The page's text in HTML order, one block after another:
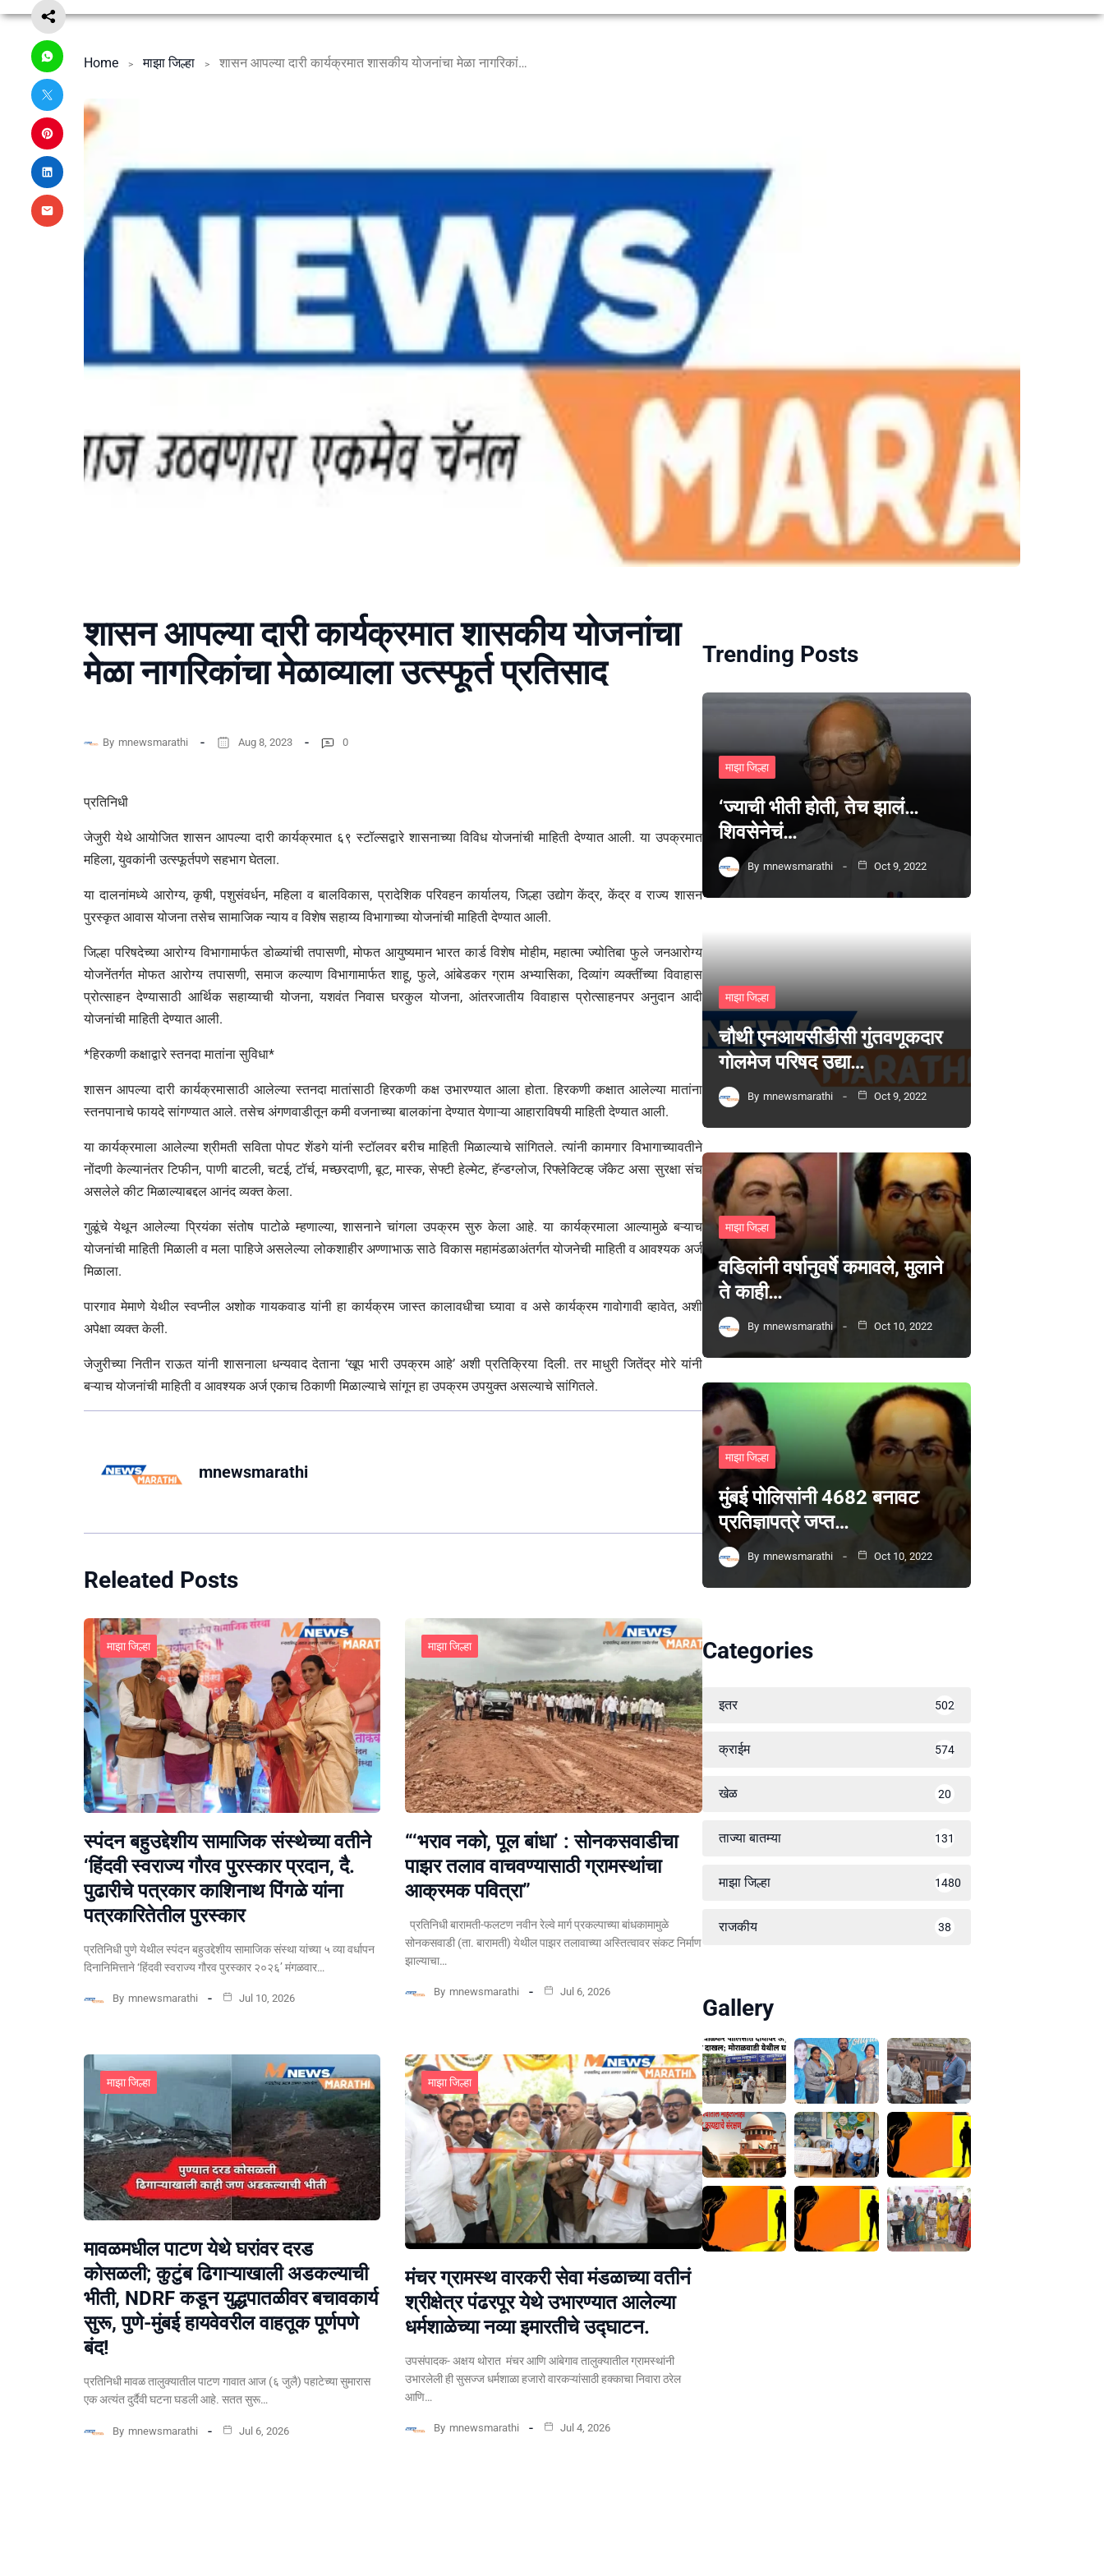
Home माझा जिल्हा शासन आपल्या दारी कार्यक्रमात शासकीय योजनांचा मेळा नागरिकांचा मेळाव्याला उत्स्फूर्त प्रतिसाद
शासन आपल्या दारी कार्यक्रमात शासकीय योजनांचा
मेळा नागरिकांचा मेळाव्याला उत्स्फूर्त प्रतिसाद
By mnewsmarathi Aug 8, 2023 0
प्रतिनिधी
जेजुरी येथे आयोजित शासन आपल्या दारी कार्यक्रमात ६९ स्टॉल्सद्वारे शासनाच्या विविध योजनांची माहिती देण्यात आली. या उपक्रमात
महिला, युवकांनी उत्स्फूर्तपणे सहभाग घेतला.
या दालनांमध्ये आरोग्य, कृषी, पशुसंवर्धन, महिला व बालविकास, प्रादेशिक परिवहन कार्यालय, जिल्हा उद्योग केंद्र, केंद्र व राज्य शासन
पुरस्कृत आवास योजना तसेच सामाजिक न्याय व विशेष सहाय्य विभागाच्या योजनांची माहिती देण्यात आली.
जिल्हा परिषदेच्या आरोग्य विभागामार्फत डोळ्यांची तपासणी, मोफत आयुष्यमान भारत कार्ड विशेष मोहीम, महात्मा ज्योतिबा फुले जनआरोग्य
योजनेंतर्गत मोफत आरोग्य तपासणी, समाज कल्याण विभागामार्फत शाहू, फुले, आंबेडकर ग्राम अभ्यासिका, दिव्यांग व्यक्तींच्या विवाहास
प्रोत्साहन देण्यासाठी आर्थिक सहाय्याची योजना, यशवंत निवास घरकुल योजना, आंतरजातीय विवाहास प्रोत्साहनपर अनुदान आदी
योजनांची माहिती देण्यात आली.
*हिरकणी कक्षाद्वारे स्तनदा मातांना सुविधा*
शासन आपल्या दारी कार्यक्रमासाठी आलेल्या स्तनदा मातांसाठी हिरकणी कक्ष उभारण्यात आला होता. हिरकणी कक्षात आलेल्या मातांना
स्तनपानाचे फायदे सांगण्यात आले. तसेच अंगणवाडीतून कमी वजनाच्या बालकांना देण्यात येणाऱ्या आहाराविषयी माहिती देण्यात आली.
या कार्यक्रमाला आलेल्या श्रीमती सविता पोपट शेंडगे यांनी स्टॉलवर बरीच माहिती मिळाल्याचे सांगितले. त्यांनी कामगार विभागाच्यावतीने
नोंदणी केल्यानंतर टिफीन, पाणी बाटली, चटई, टॉर्च, मच्छरदाणी, बूट, मास्क, सेफ्टी हेल्मेट, हॅन्डग्लोज, रिफ्लेक्टिव्ह जॅकेट असा सुरक्षा संच
असलेले कीट मिळाल्याबद्दल आनंद व्यक्त केला.
गुळूंचे येथून आलेल्या प्रियंका संतोष पाटोळे म्हणाल्या, शासनाने चांगला उपक्रम सुरु केला आहे. या कार्यक्रमाला आल्यामुळे बऱ्याच
योजनांची माहिती मिळाली व मला पाहिजे असलेल्या लोकशाहीर अण्णाभाऊ साठे विकास महामंडळाअंतर्गत योजनेची माहिती व आवश्यक अर्ज
मिळाला.
पारगाव मेमाणे येथील स्वप्नील अशोक गायकवाड यांनी हा कार्यक्रम जास्त कालावधीचा घ्यावा व असे कार्यक्रम गावोगावी व्हावेत, अशी
अपेक्षा व्यक्त केली.
जेजुरीच्या नितीन राऊत यांनी शासनाला धन्यवाद देताना ‘खूप भारी उपक्रम आहे’ अशी प्रतिक्रिया दिली. तर माधुरी जितेंद्र मोरे यांनी
बऱ्याच योजनांची माहिती व आवश्यक अर्ज एकाच ठिकाणी मिळाल्याचे सांगून हा उपक्रम उपयुक्त असल्याचे सांगितले.
mnewsmarathi
Releated Posts
माझा जिल्हा
स्पंदन बहुउद्देशीय सामाजिक संस्थेच्या वतीने
‘हिंदवी स्वराज्य गौरव पुरस्कार प्रदान, दै.
पुढारीचे पत्रकार काशिनाथ पिंगळे यांना
पत्रकारितेतील पुरस्कार
प्रतिनिधी पुणे येथील स्पंदन बहुउद्देशीय सामाजिक संस्था यांच्या ५ व्या वर्धापन
दिनानिमित्ताने ‘हिंदवी स्वराज्य गौरव पुरस्कार २०२६’ मंगळवार…
By mnewsmarathi Jul 10, 2026
माझा जिल्हा
“‘भराव नको, पूल बांधा’ : सोनकसवाडीचा
पाझर तलाव वाचवण्यासाठी ग्रामस्थांचा
आक्रमक पवित्रा”
प्रतिनिधी बारामती-फलटण नवीन रेल्वे मार्ग प्रकल्पाच्या बांधकामामुळे
सोनकसवाडी (ता. बारामती) येथील पाझर तलावाच्या अस्तित्वावर संकट निर्माण
झाल्याचा…
By mnewsmarathi Jul 6, 2026
माझा जिल्हा
मावळमधील पाटण येथे घरांवर दरड
कोसळली; कुटुंब ढिगाऱ्याखाली अडकल्याची
भीती, NDRF कडून युद्धपातळीवर बचावकार्य
सुरू, पुणे-मुंबई हायवेवरील वाहतूक पूर्णपणे
बंद!
​प्रतिनिधी मावळ तालुक्यातील पाटण गावात आज (६ जुलै) पहाटेच्या सुमारास
एक अत्यंत दुर्दैवी घटना घडली आहे. सतत सुरू…
By mnewsmarathi Jul 6, 2026
माझा जिल्हा
मंचर ग्रामस्थ वारकरी सेवा मंडळाच्या वतीनं
श्रीक्षेत्र पंढरपूर येथे उभारण्यात आलेल्या
धर्मशाळेच्या नव्या इमारतीचे उद्घाटन.
उपसंपादक- अक्षय थोरात मंचर आणि आंबेगाव तालुक्यातील ग्रामस्थांनी
उभारलेली ही सुसज्ज धर्मशाळा हजारो वारकऱ्यांसाठी हक्काचा निवारा ठरेल
आणि…
By mnewsmarathi Jul 4, 2026
Trending Posts
माझा जिल्हा
‘ज्याची भीती होती, तेच झालं…
शिवसेनेचं…
By mnewsmarathi Oct 9, 2022
माझा जिल्हा
चौथी एनआयसीडीसी गुंतवणूकदार
गोलमेज परिषद उद्या…
By mnewsmarathi Oct 9, 2022
माझा जिल्हा
वडिलांनी वर्षानुवर्षे कमावले, मुलाने
ते काही…
By mnewsmarathi Oct 10, 2022
माझा जिल्हा
मुंबई पोलिसांनी 4682 बनावट
प्रतिज्ञापत्रे जप्त…
By mnewsmarathi Oct 10, 2022
Categories
इतर 502
क्राईम 574
खेळ 20
ताज्या बातम्या 131
माझा जिल्हा 1480
राजकीय 38
Gallery